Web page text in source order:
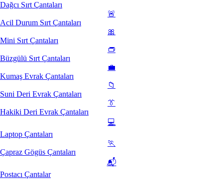
Dağcı Sırt Çantaları
🚨
Acil Durum Sırt Çantaları
🎀
Mini Sırt Çantaları
👝
Büzgülü Sırt Çantaları
💼
Kumaş Evrak Çantaları
📁
Suni Deri Evrak Çantaları
👔
Hakiki Deri Evrak Çantaları
💻
Laptop Çantaları
🏃
Çapraz Gögüs Çantaları
📬
Postacı Çantalar